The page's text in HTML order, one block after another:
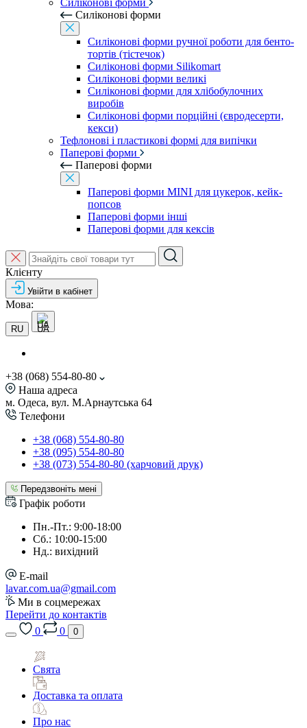
Силіконові форми
Силіконові форми
Силіконові форми ручної роботи для бенто-
тортів (тістечок)
Силіконові форми Silikomart
Силіконові форми великі
Силіконові форми для хлібобулочних
виробів
Силіконові форми порційні (євродесерти,
кекси)
Тефлонові і пластикові формі для випічки
Паперові форми
Паперові форми
Паперові форми MINI для цукерок, кейк-
попсов
Паперові форми інші
Паперові форми для кексів
Клієнту
Увійти в кабінет
Мова:
RU UA
+38 (068) 554-80-80
Наша адреса
м. Одеса, вул. М.Арнаутська 64
Телефони
+38 (068) 554-80-80
+38 (095) 554-80-80
+38 (073) 554-80-80 (харчовий друк)
Передзвоніть мені
Графік роботи
Пн.-Пт.: 9:00-18:00
Сб.: 10:00-15:00
Нд.: вихідний
E-mail
lavar.com.ua@gmail.com
Ми в соцмережах
Перейти до контактів
0
0 0
Свята
Доставка та оплата
Про нас